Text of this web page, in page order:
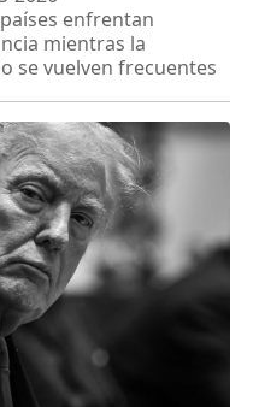
enfrentan
mientras la
se vuelven frecuentes